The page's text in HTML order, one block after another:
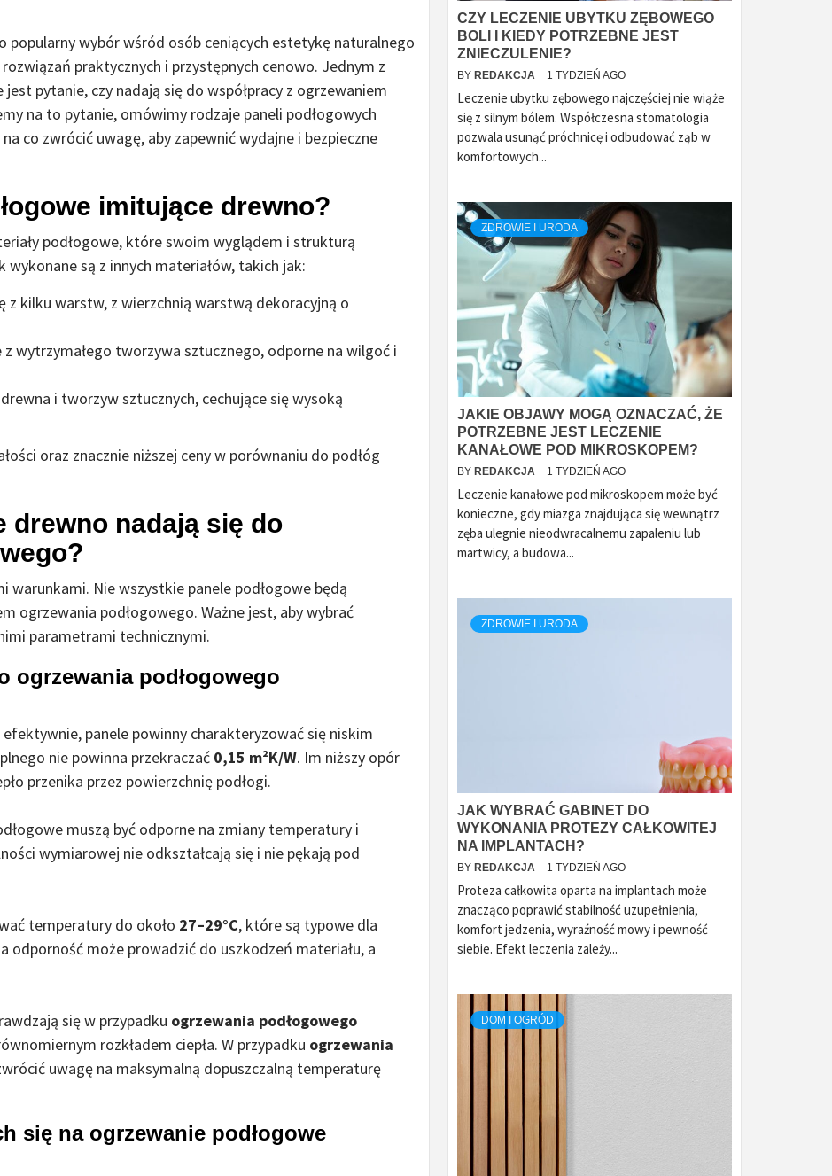
popularny wybór wśród osób ceniących estetykę naturalnego
praktycznych i przystępnych cenowo. Jednym z
pytanie, czy nadają się do współpracy z ogrzewaniem
na to pytanie, omówimy rodzaje paneli podłogowych
co zwrócić uwagę, aby zapewnić wydajne i bezpieczne
imitujące drewno?
podłogowe, które swoim wyglądem i strukturą
są z innych materiałów, takich jak:
z kilku warstw, z wierzchnią warstwą dekoracyjną o
z wytrzymałego tworzywa sztucznego, odporne na wilgoć i
drewna i tworzyw sztucznych, cechujące się wysoką
oraz znacznie niższej ceny w porównaniu do podłóg
drewno nadają się do
warunkami. Nie wszystkie panele podłogowe będą
ogrzewania podłogowego. Ważne jest, aby wybrać
parametrami technicznymi.
ogrzewania podłogowego
efektywnie, panele powinny charakteryzować się niskim
nie powinna przekraczać 0,15 m²K/W. Im niższy opór
przenika przez powierzchnię podłogi.
muszą być odporne na zmiany temperatury i
wymiarowej nie odkształcają się i nie pękają pod
temperatury do około 27–29°C, które są typowe dla
odporność może prowadzić do uszkodzeń materiału, a
się w przypadku ogrzewania podłogowego
rozkładem ciepła. W przypadku ogrzewania
uwagę na maksymalną dopuszczalną temperaturę
się na ogrzewanie podłogowe
CZY LECZENIE UBYTKU ZĘBOWEGO
BOLI I KIEDY POTRZEBNE JEST
ZNIECZULENIE?
BY REDAKCJA 1 TYDZIEŃ AGO
Leczenie ubytku zębowego najczęściej nie wiąże
się z silnym bólem. Współczesna stomatologia
pozwala usunąć próchnicę i odbudować ząb w
komfortowych...
ZDROWIE I URODA
JAKIE OBJAWY MOGĄ OZNACZAĆ, ŻE
POTRZEBNE JEST LECZENIE
KANAŁOWE POD MIKROSKOPEM?
BY REDAKCJA 1 TYDZIEŃ AGO
Leczenie kanałowe pod mikroskopem może być
konieczne, gdy miazga znajdująca się wewnątrz
zęba ulegnie nieodwracalnemu zapaleniu lub
martwicy, a budowa...
ZDROWIE I URODA
JAK WYBRAĆ GABINET DO
WYKONANIA PROTEZY CAŁKOWITEJ
NA IMPLANTACH?
BY REDAKCJA 1 TYDZIEŃ AGO
Proteza całkowita oparta na implantach może
znacząco poprawić stabilność uzupełnienia,
komfort jedzenia, wyraźność mowy i pewność
siebie. Efekt leczenia zależy...
DOM I OGRÓD